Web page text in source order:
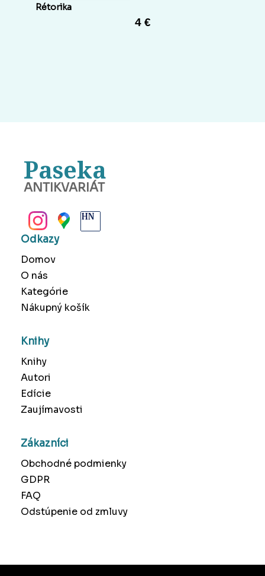
Rétorika
4 €
Paseka
ANTIKVARIÁT
Odkazy
Domov
O nás
Kategórie
Nákupný košík
Knihy
Knihy
Autori
Edície
Zaujímavosti
Zákazníci
Obchodné podmienky
GDPR
FAQ
Odstúpenie od zmluvy